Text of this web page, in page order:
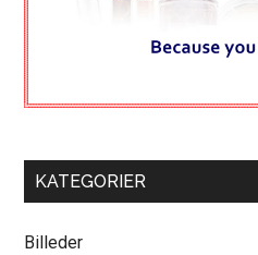
KATEGORIER
Billeder